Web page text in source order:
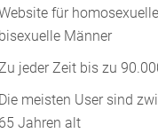
für
bisexuelle Männer
jeder Zeit bis zu
Die meisten User sind
65 Jahren alt